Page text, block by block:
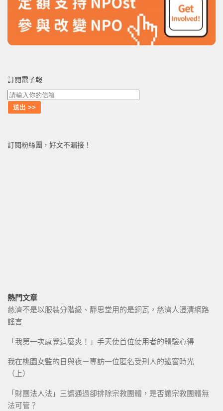
訂閱電子報
訂閱粉絲團，好文不漏接！
熱門文章
慈濟不是以服裝分階級、靜思堂用的是銅瓦，慈濟人澄清網路
謠言
「我第一次感覺這麼爽！」手天使首位使用者的體驗心得
我在桃園女監的日與夜－專訪一位匿名受刑人的鐵窗時光
（上）
「財團法人法」三讀通過卻排除宗教團體，是否讓宗教團體無
法可管？